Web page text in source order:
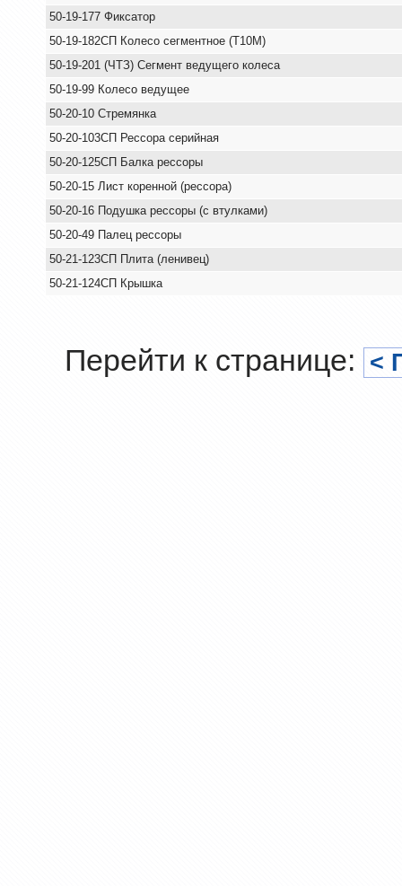
50-19-177 Фиксатор
50-19-182СП Колесо сегментное (Т10М)
50-19-201 (ЧТЗ) Сегмент ведущего колеса
50-19-99 Колесо ведущее
50-20-10 Стремянка
50-20-103СП Рессора серийная
50-20-125СП Балка рессоры
50-20-15 Лист коренной (рессора)
50-20-16 Подушка рессоры (с втулками)
50-20-49 Палец рессоры
50-21-123СП Плита (ленивец)
50-21-124СП Крышка
Перейти к странице: <